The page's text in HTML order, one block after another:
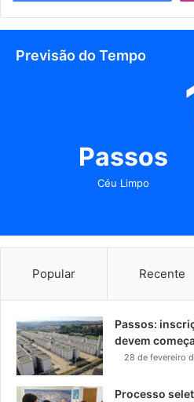
Previsão do Tempo
Passos
Céu Limpo
Popular Recente
Passos:
devem
28 de fevereiro
Processo